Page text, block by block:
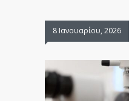
8 Ιανουαρίου, 2026